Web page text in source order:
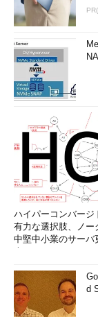
ハイパーコンバージ
有力な選択肢、ノー
中堅中小業のサーバ
d